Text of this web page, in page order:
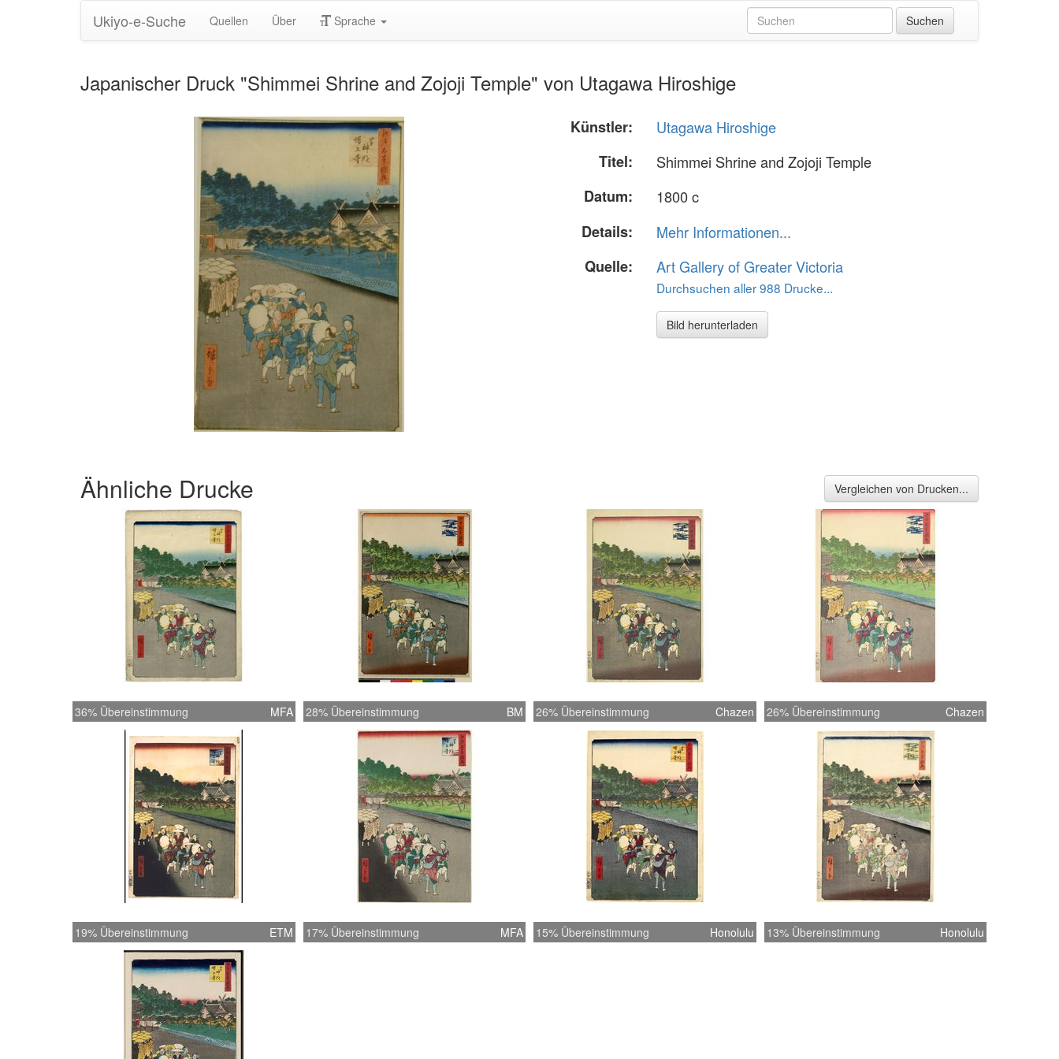
Ukiyo-e-Suche Quellen Über Sprache
Japanischer Druck "Shimmei Shrine and Zojoji Temple" von Utagawa Hiroshige
Künstler:
Utagawa Hiroshige
Titel:
Shimmei Shrine and Zojoji Temple
Datum:
1800 c
Details:
Mehr Informationen...
Quelle:
Art Gallery of Greater Victoria
Durchsuchen aller 988 Drucke...
Bild herunterladen
Ähnliche Drucke Vergleichen von Drucken...
36% Übereinstimmung MFA 28% Übereinstimmung BM 26% Übereinstimmung Chazen 26% Übereinstimmung Chazen
19% Übereinstimmung ETM 17% Übereinstimmung MFA 15% Übereinstimmung Honolulu 13% Übereinstimmung Honolulu